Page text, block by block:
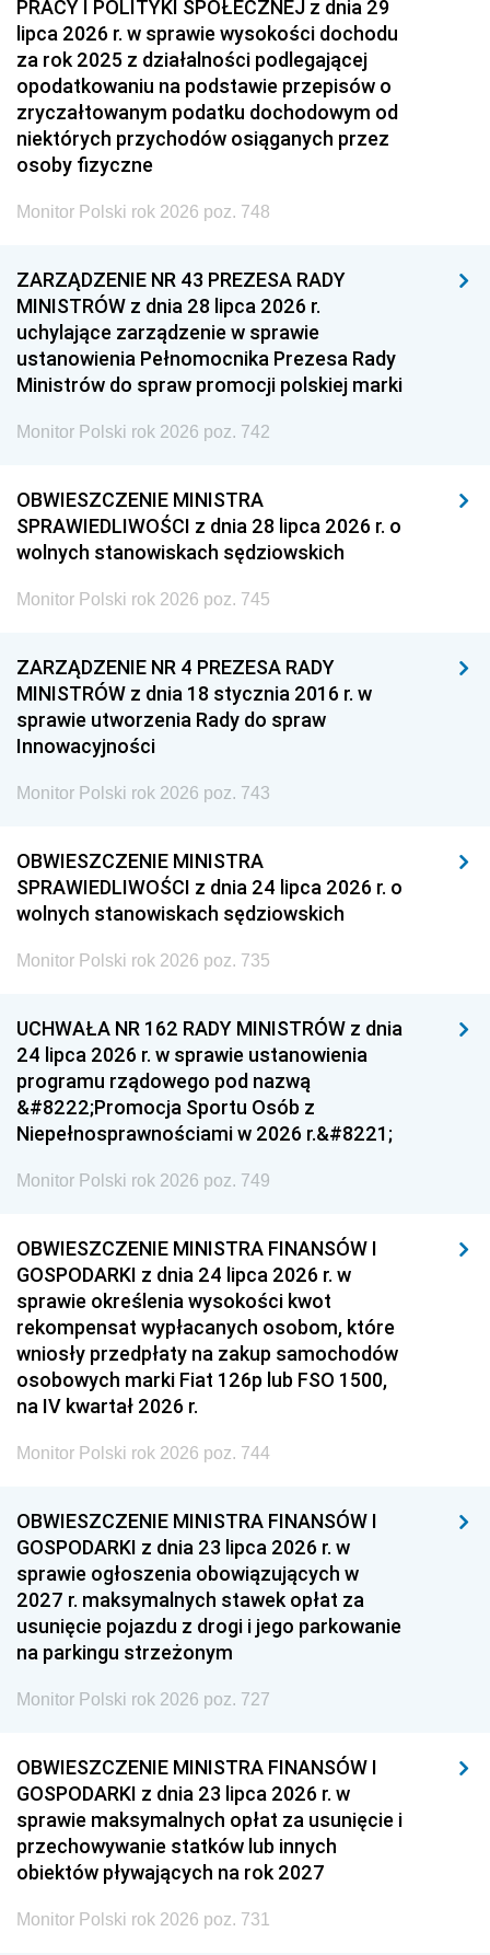
PRACY I POLITYKI SPOŁECZNEJ z dnia 29
lipca 2026 r. w sprawie wysokości dochodu
za rok 2025 z działalności podlegającej
opodatkowaniu na podstawie przepisów o
zryczałtowanym podatku dochodowym od
niektórych przychodów osiąganych przez
osoby fizyczne
Monitor Polski rok 2026 poz. 748
ZARZĄDZENIE NR 43 PREZESA RADY
MINISTRÓW z dnia 28 lipca 2026 r.
uchylające zarządzenie w sprawie
ustanowienia Pełnomocnika Prezesa Rady
Ministrów do spraw promocji polskiej marki
Monitor Polski rok 2026 poz. 742
OBWIESZCZENIE MINISTRA
SPRAWIEDLIWOŚCI z dnia 28 lipca 2026 r. o
wolnych stanowiskach sędziowskich
Monitor Polski rok 2026 poz. 745
ZARZĄDZENIE NR 4 PREZESA RADY
MINISTRÓW z dnia 18 stycznia 2016 r. w
sprawie utworzenia Rady do spraw
Innowacyjności
Monitor Polski rok 2026 poz. 743
OBWIESZCZENIE MINISTRA
SPRAWIEDLIWOŚCI z dnia 24 lipca 2026 r. o
wolnych stanowiskach sędziowskich
Monitor Polski rok 2026 poz. 735
UCHWAŁA NR 162 RADY MINISTRÓW z dnia
24 lipca 2026 r. w sprawie ustanowienia
programu rządowego pod nazwą
&#8222;Promocja Sportu Osób z
Niepełnosprawnościami w 2026 r.&#8221;
Monitor Polski rok 2026 poz. 749
OBWIESZCZENIE MINISTRA FINANSÓW I
GOSPODARKI z dnia 24 lipca 2026 r. w
sprawie określenia wysokości kwot
rekompensat wypłacanych osobom, które
wniosły przedpłaty na zakup samochodów
osobowych marki Fiat 126p lub FSO 1500,
na IV kwartał 2026 r.
Monitor Polski rok 2026 poz. 744
OBWIESZCZENIE MINISTRA FINANSÓW I
GOSPODARKI z dnia 23 lipca 2026 r. w
sprawie ogłoszenia obowiązujących w
2027 r. maksymalnych stawek opłat za
usunięcie pojazdu z drogi i jego parkowanie
na parkingu strzeżonym
Monitor Polski rok 2026 poz. 727
OBWIESZCZENIE MINISTRA FINANSÓW I
GOSPODARKI z dnia 23 lipca 2026 r. w
sprawie maksymalnych opłat za usunięcie i
przechowywanie statków lub innych
obiektów pływających na rok 2027
Monitor Polski rok 2026 poz. 731